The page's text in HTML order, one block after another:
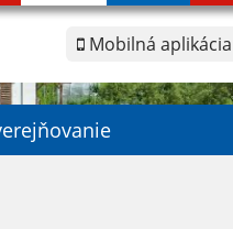
Mobilná aplikácia